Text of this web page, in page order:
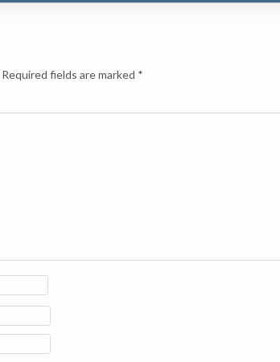
Required fields are marked *